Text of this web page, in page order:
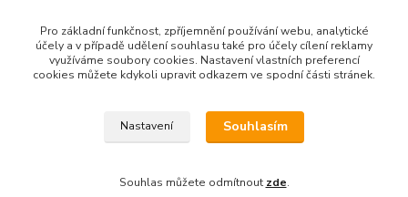
stolarstwo.siekierka@seznam.cz
DŘEVĚNÉ VÝROBKY SIEKIERKA © Všechna práva vyhrazena.
Pro základní funkčnost, zpříjemnění používání webu, analytické
účely a v případě udělení souhlasu také pro účely cílení reklamy
využíváme soubory cookies. Nastavení vlastních preferencí
cookies můžete kdykoli upravit odkazem ve spodní části stránek.
Nastavení Souhlasím
Souhlas můžete odmítnout zde.